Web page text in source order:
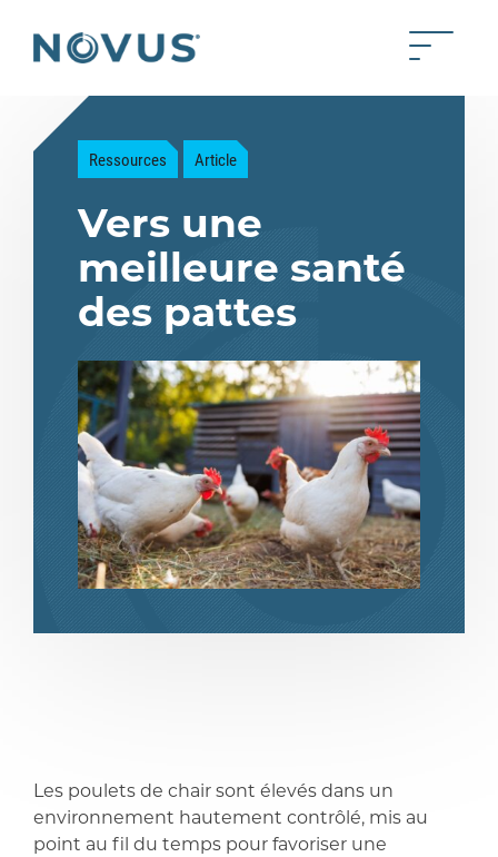
Back to home Toggle
Ressources Article
Vers une
meilleure santé
des pattes
partager partager
Les poulets de chair sont élevés dans un
environnement hautement contrôlé, mis au
point au fil du temps pour favoriser une